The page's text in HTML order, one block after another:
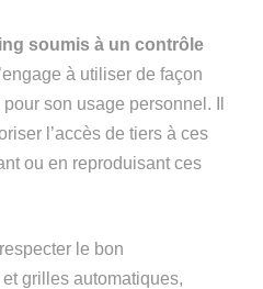
soumis à un contrôle
à utiliser de façon
son usage personnel. Il
l’accès de tiers à ces
ou en reproduisant ces
le bon
grilles automatiques,